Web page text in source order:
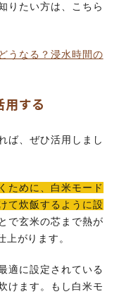
りたい方は、こちら
うなる？浸水時間の
する
ば、ぜひ活用しまし
ために、白米モード
て炊飯するように設
で玄米の芯まで熱が
がります。
適に設定されている
けます。もし白米モ